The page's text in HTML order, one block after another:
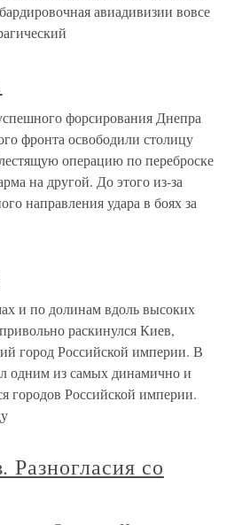
авиадивизии вовсе
форсирования Днепра
фронта освободили столицу
операцию по переброске
на другой. До этого из-за
направления удара в боях за
и по долинам вдоль высоких
раскинулся Киев,
город Российской империи. В
одним из самых динамично и
городов Российской империи.
Разногласия со